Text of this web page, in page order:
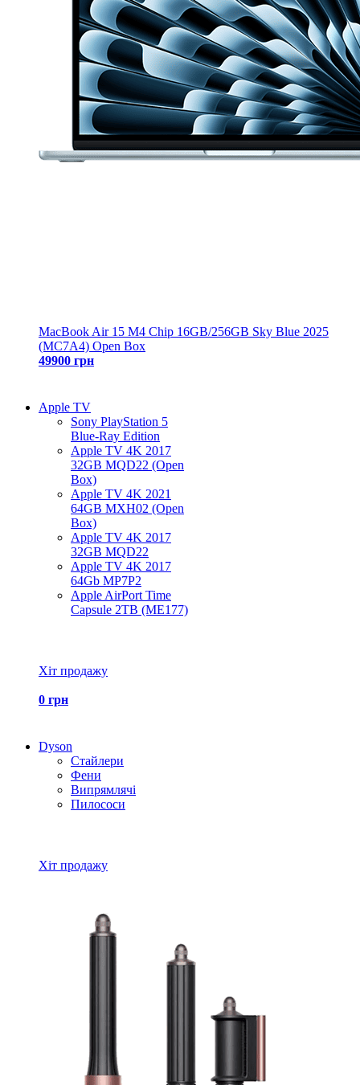
MacBook Air 15 M4 Chip 16GB/256GB Sky Blue 2025
(MC7A4) Open Box
49900 грн
Apple TV
Sony PlayStation 5
Blue-Ray Edition
Apple TV 4K 2017
32GB MQD22 (Open
Box)
Apple TV 4K 2021
64GB MXH02 (Open
Box)
Apple TV 4K 2017
32GB MQD22
Apple TV 4K 2017
64Gb MP7P2
Apple AirPort Time
Capsule 2TB (ME177)
Хіт продажу
0 грн
Dyson
Стайлери
Фени
Випрямлячі
Пилососи
Хіт продажу